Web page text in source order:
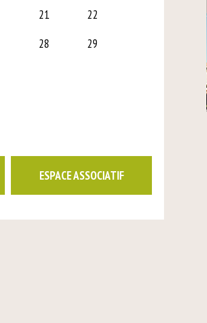
21
22
28
29
ESPACE ASSOCIATIF